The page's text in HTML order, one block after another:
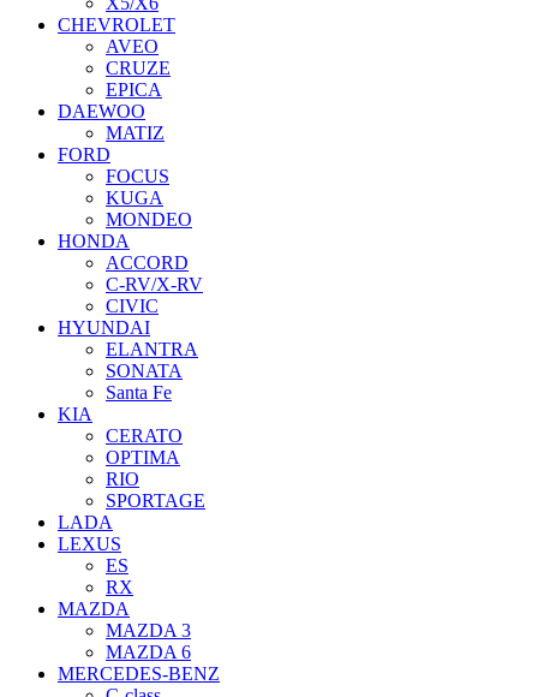
CHEVROLET
AVEO
CRUZE
EPICA
DAEWOO
MATIZ
FORD
FOCUS
KUGA
MONDEO
HONDA
ACCORD
C-RV/X-RV
CIVIC
HYUNDAI
ELANTRA
SONATA
Santa Fe
KIA
CERATO
OPTIMA
RIO
SPORTAGE
LADA
LEXUS
ES
RX
MAZDA
MAZDA 3
MAZDA 6
MERCEDES-BENZ